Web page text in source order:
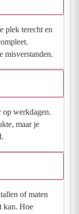
plek terecht en
misverstanden.
op werkdagen.
maar je
of maten
kan. Hoe